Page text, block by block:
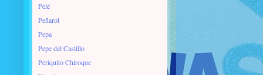
Pelé
Peñarol
Pepa
Pepe del Castillo
Periquito Chiroque